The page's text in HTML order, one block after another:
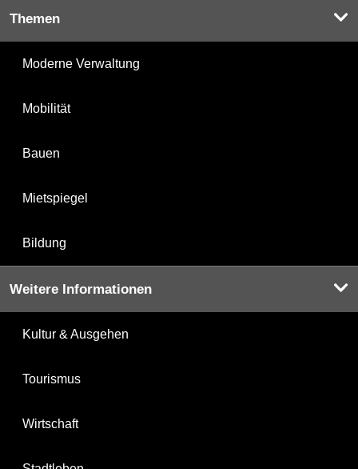
Themen
Moderne Verwaltung
Mobilität
Bauen
Mietspiegel
Bildung
Weitere Informationen
Kultur & Ausgehen
Tourismus
Wirtschaft